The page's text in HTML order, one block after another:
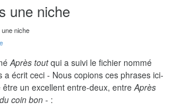
une niche
niche
Après toutqui a suivi le fichier nommé
a écrit ceci - Nous copions ces phrases ici-
être un excellent entre-deux, entreAprès
coin bon - :